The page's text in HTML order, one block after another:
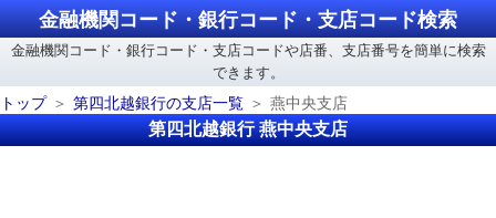
金融機関コード・銀行コード・支店コード検索
金融機関コード・銀行コード・支店コードや店番、支店番号を簡単に検索
できます。
トップ
第四北越銀行の支店一覧 燕中央支店
第四北越銀行 燕中央支店